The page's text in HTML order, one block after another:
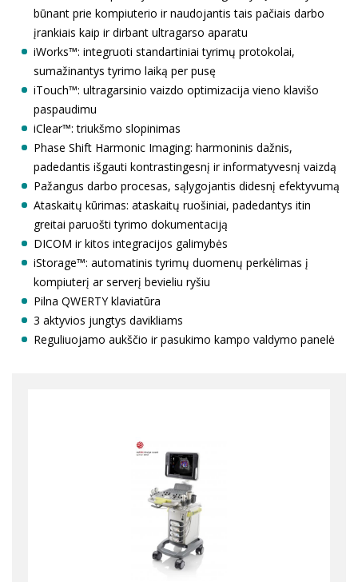
būnant prie kompiuterio ir naudojantis tais pačiais darbo
įrankiais kaip ir dirbant ultragarso aparatu
iWorks™: integruoti standartiniai tyrimų protokolai,
sumažinantys tyrimo laiką per pusę
iTouch™: ultragarsinio vaizdo optimizacija vieno klavišo
paspaudimu
iClear™: triukšmo slopinimas
Phase Shift Harmonic Imaging: harmoninis dažnis,
padedantis išgauti kontrastingesnį ir informatyvesnį vaizdą
Pažangus darbo procesas, sąlygojantis didesnį efektyvumą
Ataskaitų kūrimas: ataskaitų ruošiniai, padedantys itin
greitai paruošti tyrimo dokumentaciją
DICOM ir kitos integracijos galimybės
iStorage™: automatinis tyrimų duomenų perkėlimas į
kompiuterį ar serverį bevieliu ryšiu
Pilna QWERTY klaviatūra
3 aktyvios jungtys davikliams
Reguliuojamo aukščio ir pasukimo kampo valdymo panelė